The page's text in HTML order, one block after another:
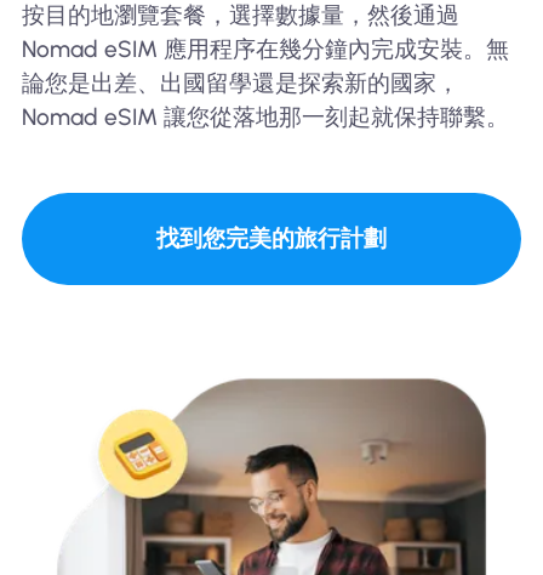
按目的地瀏覽套餐，選擇數據量，然後通過
Nomad eSIM 應用程序在幾分鐘內完成安裝。無
論您是出差、出國留學還是探索新的國家，
Nomad eSIM 讓您從落地那一刻起就保持聯繫。
找到您完美的旅行計劃